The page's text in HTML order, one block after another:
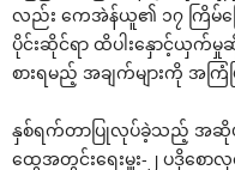
လည်း ကေအဲန်ယူ၏ ၁၇ ကြိမ်
ပိုင်းဆိုင်ရာ ထိပါးနှောင့်ယှက်မှု
စားရမည့် အချက်များကို အက
နှစ်ရက်တာပြုလုပ်ခဲ့သည့် အဆို
ထွေအတွင်းရေးမှူး-၂ ပဒိုစော